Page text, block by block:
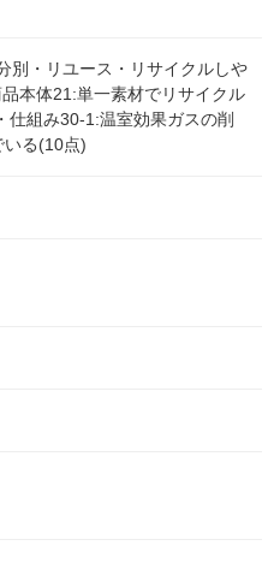
別・リユース・リサイクルしや
本体21:単一素材でリサイクル
仕組み30-1:温室効果ガスの削
いる(10点)